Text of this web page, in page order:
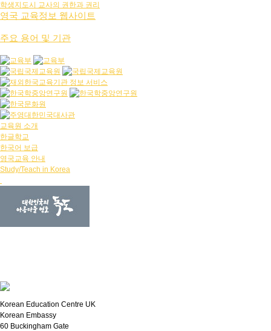
학생지도시 교사의 권한과 권리
영국 교육정보 웹사이트
주요 용어 및 기관
교육원 소개
한글학교
한국어 보급
영국교육 안내
Study/Teach in Korea
Korean Education Centre UK
Korean Embassy
60 Buckingham Gate